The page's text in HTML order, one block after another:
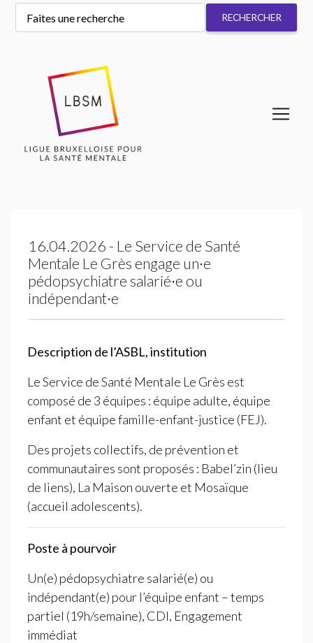
16.04.2026 - Le Service de Santé
Mentale Le Grès engage un∙e
pédopsychiatre salarié∙e ou
indépendant∙e
Description de l’ASBL, institution
Le Service de Santé Mentale Le Grès est
composé de 3 équipes : équipe adulte, équipe
enfant et équipe famille-enfant-justice (FEJ).
Des projets collectifs, de prévention et
communautaires sont proposés : Babel’zin (lieu
de liens), La Maison ouverte et Mosaïque
(accueil adolescents).
Poste à pourvoir
Un(e) pédopsychiatre salarié(e) ou
indépendant(e) pour l’équipe enfant – temps
partiel (19h/semaine), CDI, Engagement
immédiat